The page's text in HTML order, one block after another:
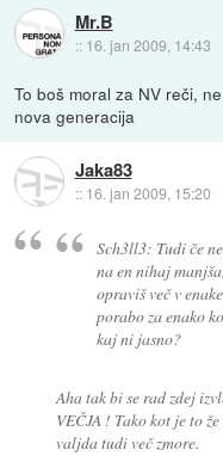
Mr.B
:: 16. jan 2009, 14:43
To boš moral za NV reči,
nova generacija
Jaka83
:: 16. jan 2009, 15:20
Sch3ll3: Tudi če
na en nihaj
opraviš več v
porabo za enako
kaj ni jasno?
Aha tak bi se rad zdej
VEČJA ! Tako kot je to
valjda tudi več zmore.